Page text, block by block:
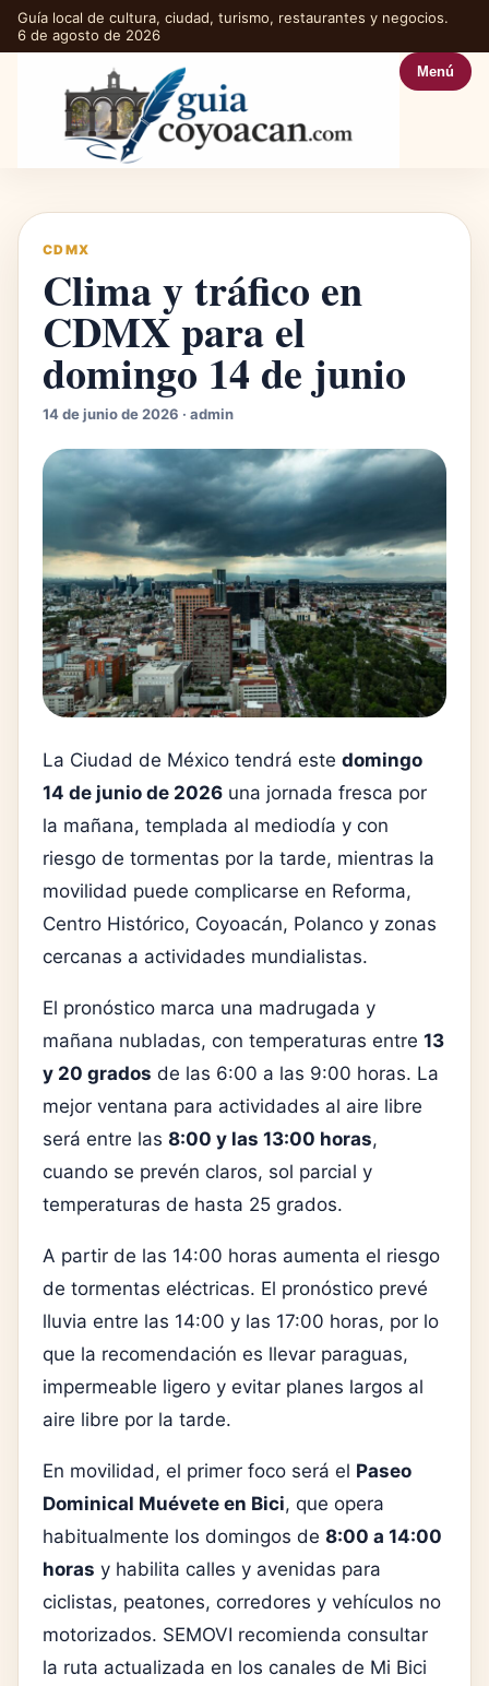
Guía local de cultura, ciudad, turismo, restaurantes y negocios.
6 de agosto de 2026
Menú
CDMX
Clima y tráfico en
CDMX para el
domingo 14 de junio
14 de junio de 2026 · admin
La Ciudad de México tendrá este domingo
14 de junio de 2026 una jornada fresca por
la mañana, templada al mediodía y con
riesgo de tormentas por la tarde, mientras la
movilidad puede complicarse en Reforma,
Centro Histórico, Coyoacán, Polanco y zonas
cercanas a actividades mundialistas.
El pronóstico marca una madrugada y
mañana nubladas, con temperaturas entre 13
y 20 grados de las 6:00 a las 9:00 horas. La
mejor ventana para actividades al aire libre
será entre las 8:00 y las 13:00 horas,
cuando se prevén claros, sol parcial y
temperaturas de hasta 25 grados.
A partir de las 14:00 horas aumenta el riesgo
de tormentas eléctricas. El pronóstico prevé
lluvia entre las 14:00 y las 17:00 horas, por lo
que la recomendación es llevar paraguas,
impermeable ligero y evitar planes largos al
aire libre por la tarde.
En movilidad, el primer foco será el Paseo
Dominical Muévete en Bici, que opera
habitualmente los domingos de 8:00 a 14:00
horas y habilita calles y avenidas para
ciclistas, peatones, corredores y vehículos no
motorizados. SEMOVI recomienda consultar
la ruta actualizada en los canales de Mi Bici